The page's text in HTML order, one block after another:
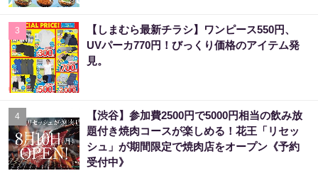
3
【しまむら最新チラシ】ワンピース550円、
UVパーカ770円！びっくり価格のアイテム発
見。
4
【渋谷】参加費2500円で5000円相当の飲み放
題付き焼肉コースが楽しめる！花王「リセッ
シュ」が期間限定で焼肉店をオープン《予約
受付中》